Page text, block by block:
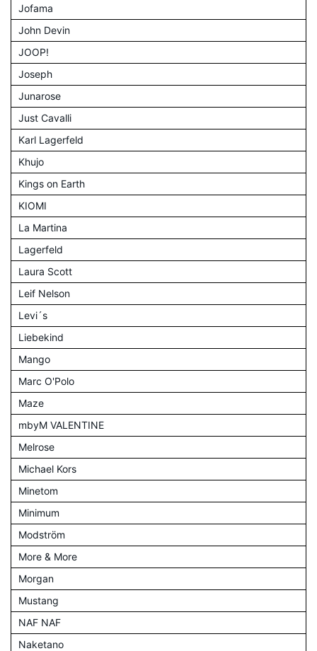
Jofama
John Devin
JOOP!
Joseph
Junarose
Just Cavalli
Karl Lagerfeld
Khujo
Kings on Earth
KIOMI
La Martina
Lagerfeld
Laura Scott
Leif Nelson
Levi´s
Liebekind
Mango
Marc O'Polo
Maze
mbyM VALENTINE
Melrose
Michael Kors
Minetom
Minimum
Modström
More & More
Morgan
Mustang
NAF NAF
Naketano